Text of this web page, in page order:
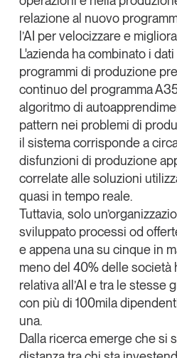
relazione al nuovo
l’AI per velocizzare e
L'azienda ha combinato i
programmi di produzione
continuo del programma
algoritmo di
pattern nei problemi di
il sistema corrisponde a
disfunzioni di produzione
correlate alle soluzioni
quasi in tempo reale.
Tuttavia, solo
sviluppato processi od
e appena una su cinque in
meno del 40% delle società
relativa all’AI e tra le stesse
con più di 100mila
una.
Dalla ricerca emerge che si